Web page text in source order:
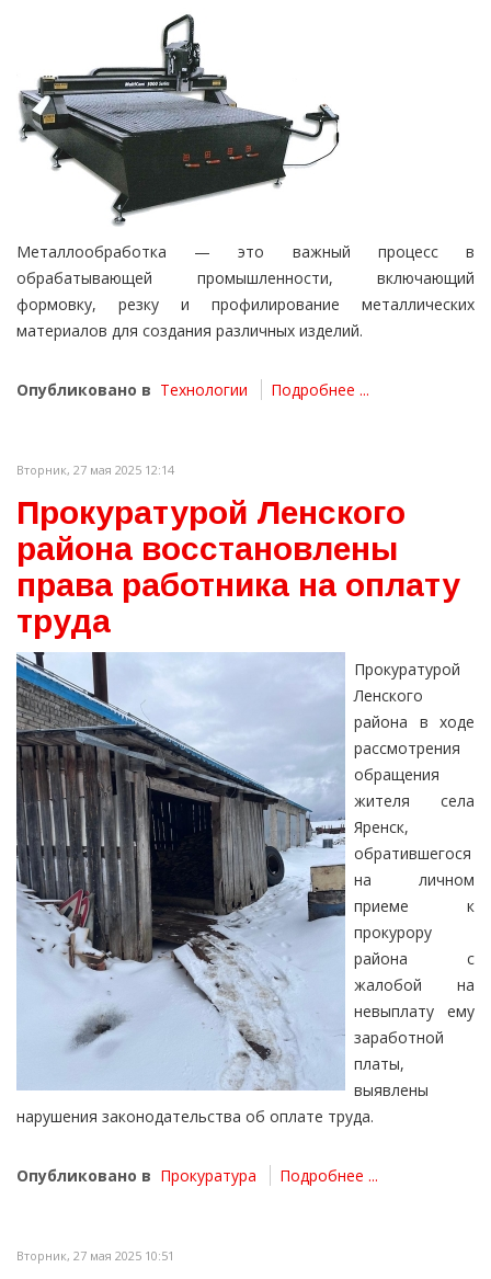
Металлообработка — это важный процесс в
обрабатывающей промышленности, включающий
формовку, резку и профилирование металлических
материалов для создания различных изделий.
Опубликовано в Технологии Подробнее ...
Вторник, 27 мая 2025 12:14
Прокуратурой Ленского
района восстановлены
права работника на оплату
труда
Прокуратурой
Ленского
района в ходе
рассмотрения
обращения
жителя села
Яренск,
обратившегося
на личном
приеме к
прокурору
района с
жалобой на
невыплату ему
заработной
платы,
выявлены
нарушения законодательства об оплате труда.
Опубликовано в Прокуратура Подробнее ...
Вторник, 27 мая 2025 10:51